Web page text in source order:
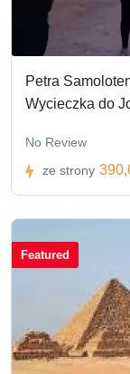
Petra
Wycieczka do
No Review
ze strony
Featured